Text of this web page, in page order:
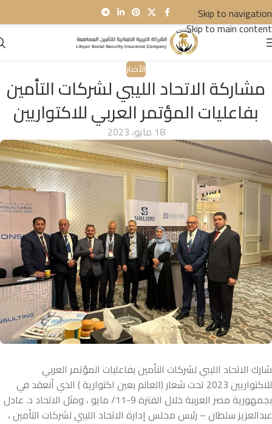
Skip to navigation
Skip to main content
الأخبار
مشاركة الاتحاد الليبي لشركات التأمين
بفاعليات المؤتمر العربي للاكتواريين
18 مايو، 2023
شارك الاتحاد الليبي لشركات التأمين بفاعليات المؤتمر العربي
للاكتواريين 2023 تحت شعار (العالم بعين اكتوارية ) الذي أنعقد في
بجمهورية مصر العربية خلال الفترة 9-11/ مايو ، ومثل الاتحاد د. عادل
عبدالعزيز سلطان – رئيس مجلس إدارة الاتحاد الليبي لشركات التأمين ،